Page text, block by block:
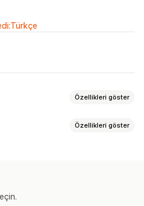
Özellikleri göster
Özellikleri göster